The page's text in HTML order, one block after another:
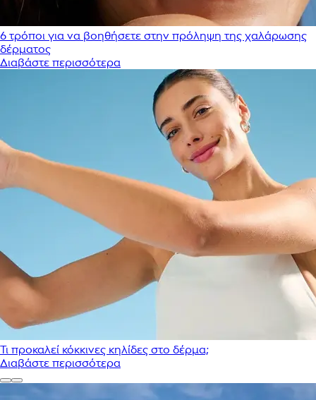
6 τρόποι για να βοηθήσετε στην πρόληψη της χαλάρωσης
δέρματος
Διαβάστε περισσότερα
Τι προκαλεί κόκκινες κηλίδες στο δέρμα;
Διαβάστε περισσότερα